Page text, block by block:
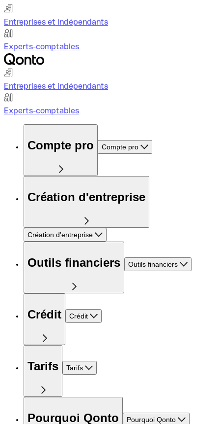
Entreprises et indépendants
Experts-comptables
Entreprises et indépendants
Experts-comptables
Compte pro Compte pro
Création d'entreprise
Création d'entreprise
Outils financiers Outils financiers
Crédit Crédit
Tarifs Tarifs
Pourquoi Qonto Pourquoi Qonto